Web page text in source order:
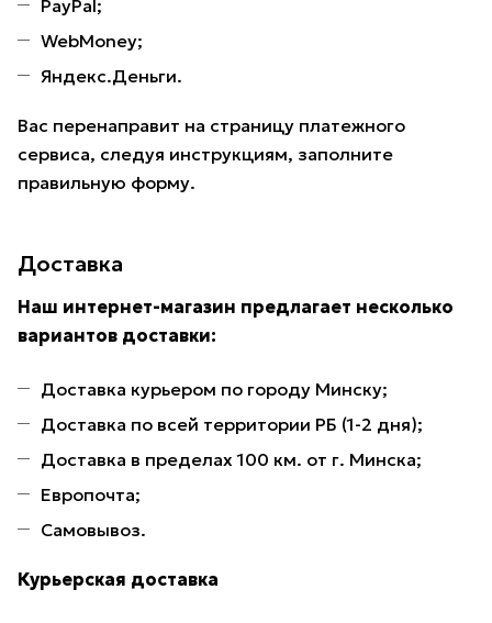
PayPal;
WebMoney;
Яндекс.Деньги.
Вас перенаправит на страницу платежного
сервиса, следуя инструкциям, заполните
правильную форму.
Доставка
Наш интернет-магазин предлагает несколько
вариантов доставки:
Доставка курьером по городу Минску;
Доставка по всей территории РБ (1-2 дня);
Доставка в пределах 100 км. от г. Минска;
Европочта;
Самовывоз.
Курьерская доставка